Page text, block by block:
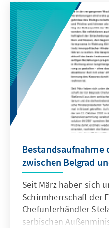
Bestandsaufnahme
zwischen Belgrad
Seit März haben sich
Schirmherrschaft der
Chefunterhändler
serbischen